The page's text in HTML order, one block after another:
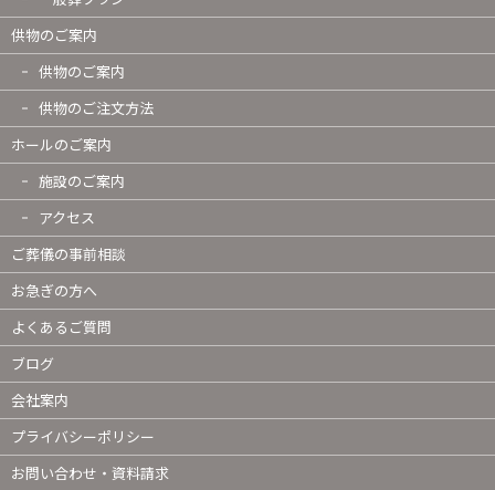
供物のご案内
供物のご案内
供物のご注文方法
ホールのご案内
施設のご案内
アクセス
ご葬儀の事前相談
お急ぎの方へ
よくあるご質問
ブログ
会社案内
プライバシーポリシー
お問い合わせ・資料請求